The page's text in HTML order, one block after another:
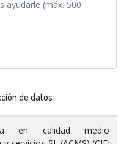
de datos
en calidad medio